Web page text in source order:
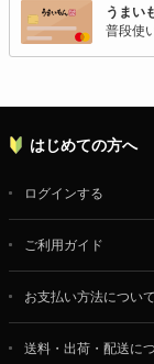
うまい
普段使
はじめての方へ
ログインする
ご利用ガイド
お支払い方法について
送料・出荷・配送に